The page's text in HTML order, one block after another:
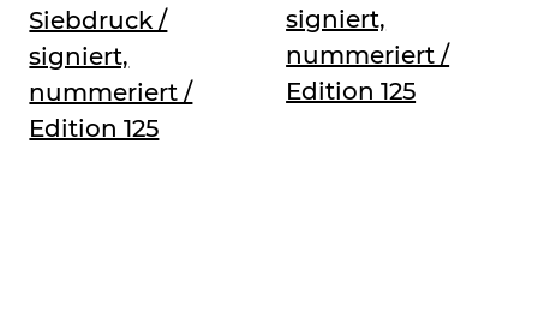
Siebdruck /
signiert,
nummeriert /
Edition 125
signiert,
nummeriert /
Edition 125